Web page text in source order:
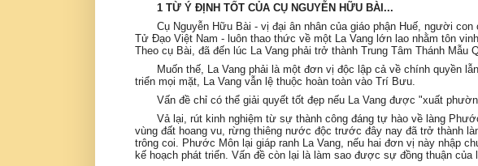
1 TỪ Ý ĐỊNH TỐT CỦA CỤ NGUYỄN HỮU BÀI...
Cụ Nguyễn Hữu Bài - vị đại ân nhân của giáo phận Huế, người
Tử Đạo Việt Nam - luôn thao thức về một La Vang lớn lao nhằm tôn
Theo cụ Bài, đã đến lúc La Vang phải trở thành Trung Tâm Thánh Mẫu
Muốn thế, La Vang phải là một đơn vị độc lập cả về chính quyền
triển mọi mặt, La Vang vẫn lệ thuộc hoàn toàn vào Trí Bưu.
Vấn đề chỉ có thể giải quyết tốt đẹp nếu La Vang được "xuất
Vả lại, rút kinh nghiệm từ sự thành công đáng tự hào về làng
vùng đất hoang vu, rừng thiêng nước độc trước đây nay đã trở thành
trông coi. Phước Môn lại giáp ranh La Vang, nếu hai đơn vị này nhập
kế hoạch phát triển. Vấn đề còn lại là làm sao được sự đồng thuận của